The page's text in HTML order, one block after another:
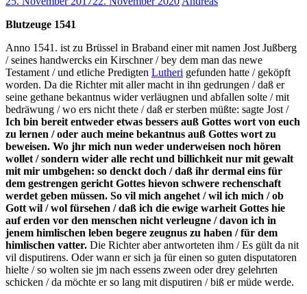
Blutzeuge 1541
Anno 1541. ist zu Brüssel in Braband einer mit namen Jost Jußberg
/ seines handwercks ein Kirschner / bey dem man das newe
Testament / und etliche Predigten Lutheri gefunden hatte / geköpft
worden. Da die Richter mit aller macht in ihn gedrungen / daß er
seine gethane bekantnus wider verläugnen und abfallen solte / mit
bedräwung / wo ers nicht thete / daß er sterben müßte: sagte Jost /
Ich bin bereit entweder etwas bessers auß Gottes wort von euch
zu lernen / oder auch meine bekantnus auß Gottes wort zu
beweisen. Wo jhr mich nun weder underweisen noch hören
wollet / sondern wider alle recht und billichkeit nur mit gewalt
mit mir umbgehen: so denckt doch / daß ihr dermal eins für
dem gestrengen gericht Gottes hievon schwere rechenschaft
werdet geben müssen. So vil mich angehet / wil ich mich / ob
Gott wil / wol fürsehen / daß ich die ewige warheit Gottes hie
auf erden vor den menschen nicht verleugne / davon ich in
jenem himlischen leben begere zeugnus zu haben / für dem
himlischen vatter. Die Richter aber antworteten ihm / Es gült da nit
vil disputirens. Oder wann er sich ja für einen so guten disputatoren
hielte / so wolten sie jm nach essens zween oder drey gelehrten
schicken / da möchte er so lang mit disputiren / biß er müde werde.
Notwendig
Diese
Cookies
sind nicht
optional.
Sie werden
benötigt,